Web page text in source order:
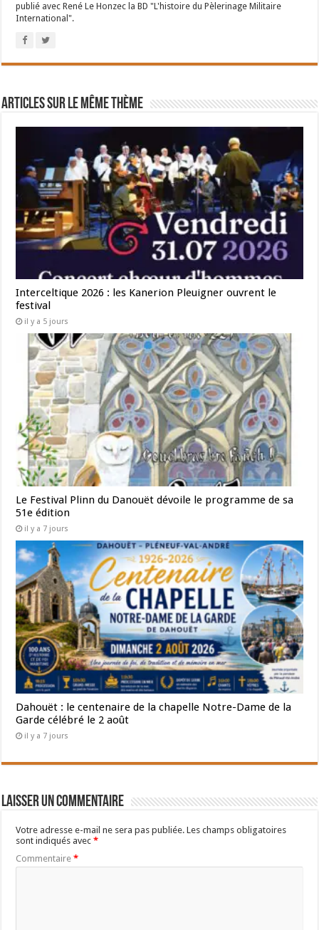
publié avec René Le Honzec la BD "L'histoire du Pèlerinage Militaire
International".
Articles sur le même thème
Interceltique 2026 : les Kanerion Pleuigner ouvrent le
festival
il y a 5 jours
Le Festival Plinn du Danouët dévoile le programme de sa
51e édition
il y a 7 jours
Dahouët : le centenaire de la chapelle Notre-Dame de la
Garde célébré le 2 août
il y a 7 jours
Laisser un commentaire
Votre adresse e-mail ne sera pas publiée. Les champs obligatoires
sont indiqués avec*
Commentaire*